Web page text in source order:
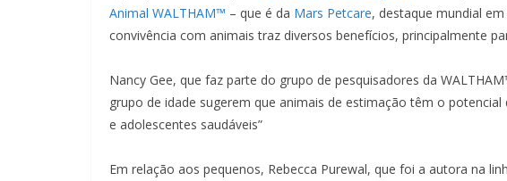
Animal WALTHAM™ – que é da Mars Petcare, destaque mundial
convivência com animais traz diversos benefícios, principalmente
Nancy Gee, que faz parte do grupo de pesquisadores da
grupo de idade sugerem que animais de estimação têm o
e adolescentes saudáveis”
Em relação aos pequenos, Rebecca Purewal, que foi a autora na